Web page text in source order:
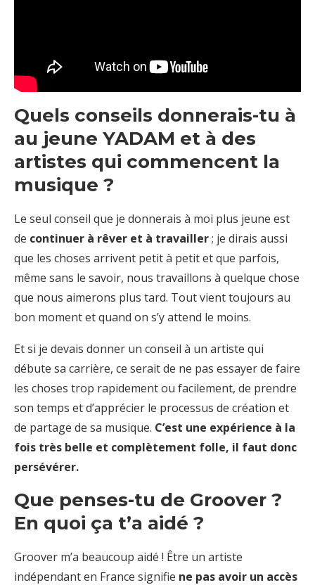
Quels conseils donnerais-tu à
au jeune YADAM et à des
artistes qui commencent la
musique ?
Le seul conseil que je donnerais à moi plus jeune est
de continuer à rêver et à travailler; je dirais aussi
que les choses arrivent petit à petit et que parfois,
même sans le savoir, nous travaillons à quelque chose
que nous aimerons plus tard. Tout vient toujours au
bon moment et quand on s’y attend le moins.
Et si je devais donner un conseil à un artiste qui
débute sa carrière, ce serait de ne pas essayer de faire
les choses trop rapidement ou facilement, de prendre
son temps et d’apprécier le processus de création et
de partage de sa musique. C’est une expérience à la
fois très belle et complètement folle, il faut donc
persévérer.
Que penses-tu de Groover ?
En quoi ça t’a aidé ?
Groover m’a beaucoup aidé ! Être un artiste
indépendant en France signifie ne pas avoir un accès